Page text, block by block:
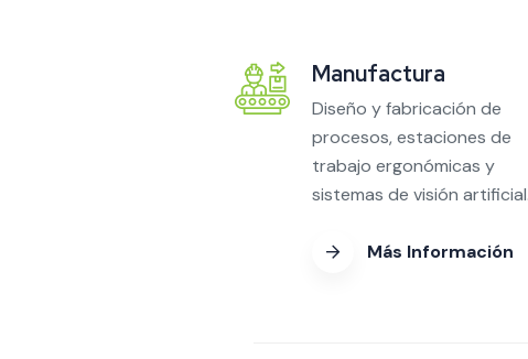
Manufactura
Diseño y fabricación de
procesos, estaciones de
trabajo ergonómicas y
sistemas de visión artificial.
Más Información